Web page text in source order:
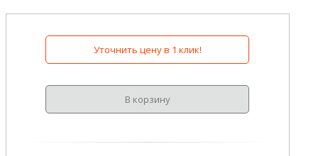
Уточнить цену в 1 клик!
В корзину